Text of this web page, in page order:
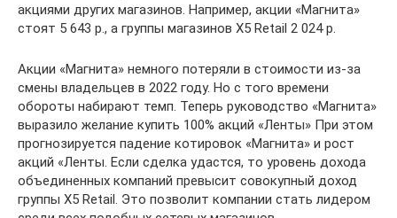
акциями других магазинов. Например, акции «Магнита»
стоят 5 643 р., а группы магазинов Х5 Retail 2 024 р.
Акции «Магнита» немного потеряли в стоимости из-за
смены владельцев в 2022 году. Но с того времени
обороты набирают темп. Теперь руководство «Магнита»
выразило желание купить 100% акций «Ленты» При этом
прогнозируется падение котировок «Магнита» и рост
акций «Ленты. Если сделка удастся, то уровень дохода
объединенных компаний превысит совокупный доход
группы Х5 Retail. Это позволит компании стать лидером